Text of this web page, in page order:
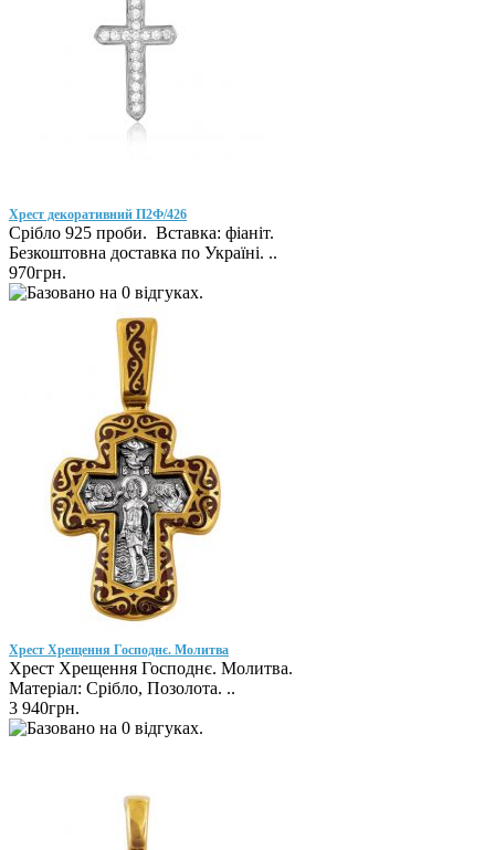
Хрест декоративний П2Ф/426
Срібло 925 проби. Вставка: фіаніт.
Безкоштовна доставка по Україні. ..
970грн.
Хрест Хрещення Господнє. Молитва
Хрест Хрещення Господнє. Молитва.
Матеріал: Срібло, Позолота. ..
3 940грн.